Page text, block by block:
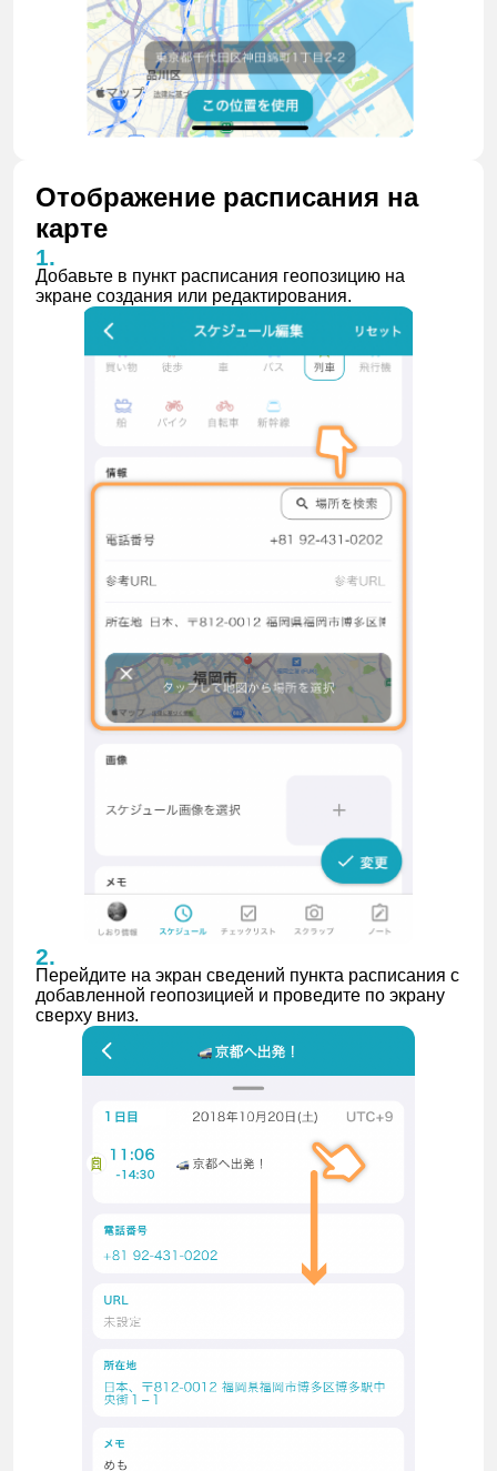
Отображение расписания на
карте
Добавьте в пункт расписания геопозицию на
экране создания или редактирования.
Перейдите на экран сведений пункта расписания с
добавленной геопозицией и проведите по экрану
сверху вниз.